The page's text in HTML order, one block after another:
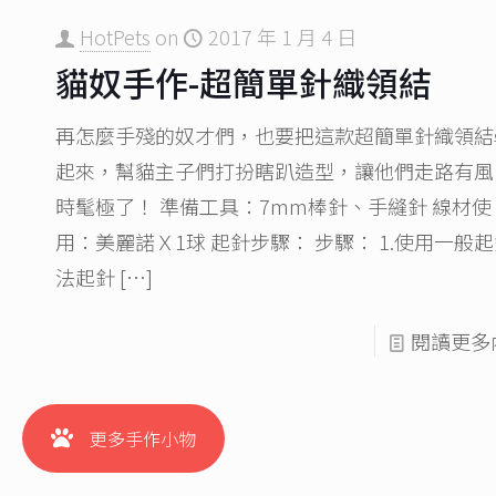
HotPets on 2017 年 1 月 4 日
貓奴手作-超簡單針織領結
再怎麼手殘的奴才們，也要把這款超簡單針織領
起來，幫貓主子們打扮瞎趴造型，讓他們走路有風
時髦極了！ 準備工具：7mm棒針、手縫針 線材使
用：美麗諾Ｘ1球 起針步驟： 步驟： 1.使用一般
法起針[…]
閱讀更
更多手作小物